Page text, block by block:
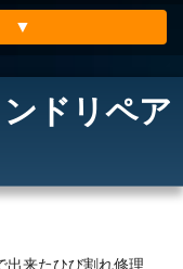
ドリペア
出来たひび割れ修理